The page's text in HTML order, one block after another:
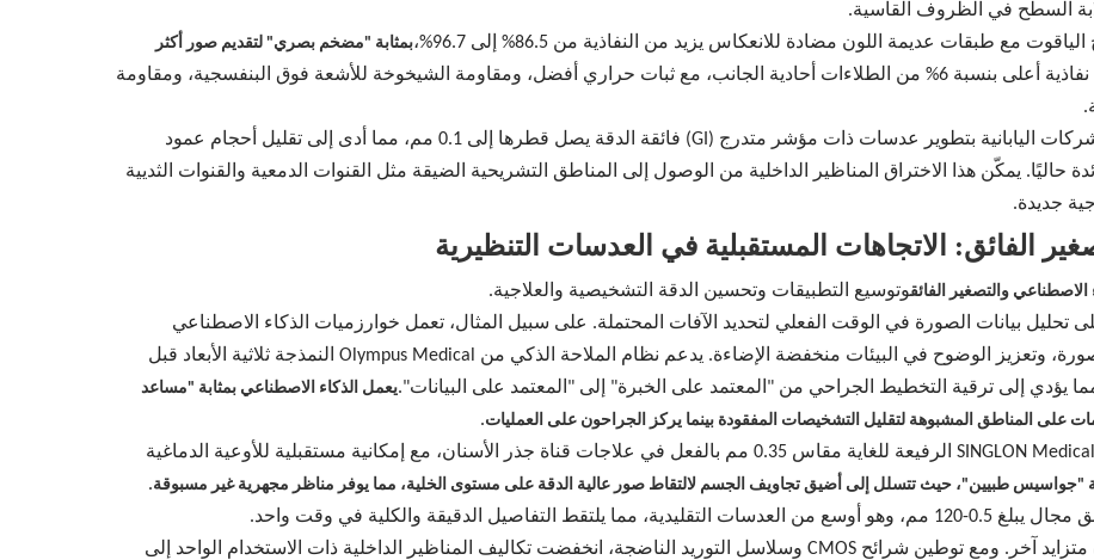
السطح في الظروف القاسية.
مع طبقات عديمة اللون مضادة للانعكاس يزيد من النفاذية من 86.5% إلى 96.7%،
بمثابة "مضخم بصري" لتقديم صور أكثر
. توفر الطلاءات مزدوجة الجوانب نفاذية أعلى بنسبة 6% من الطلاءات أحادية الجانب، مع ثبات حراري أفضل، ومقاومة الشيخوخة للأشعة فوق البنفسجية، ومقاومة
. قامت الشركات اليابانية بتطوير عدسات ذات مؤشر متدرج (GI) فائقة الدقة يصل قطرها إلى 0.1 مم، مما أدى إلى تقليل أحجام عمود
السائدة حاليًا. يمكّن هذا الاختراق المناظير الداخلية من الوصول إلى المناطق التشريحية الضيقة مثل القنوات الدمعية والقنوات الثديية
جديدة.
والتصغير الفائقوتوسيع التطبيقات وتحسين الدقة التشخيصية والعلاجية.
تحليل بيانات الصورة في الوقت الفعلي لتحديد الآفات المحتملة. على سبيل المثال، تعمل خوارزميات الذكاء الاصطناعي
الخاصة بـ Morning Medical على تحسين ضوضاء الصورة، وتعزيز الوضوح في البيئات منخفضة الإضاءة. يدعم نظام الملاحة الذكي من Olympus Medical النمذجة ثلاثية الأبعاد قبل
مما يؤدي إلى ترقية التخطيط الجراحي من "المعتمد على الخبرة" إلى "المعتمد على البيانات".يعمل الذكاء الاصطناعي بمثابة "مساعد
المناطق المشبوهة لتقليل التشخيصات المفقودة بينما يركز الجراحون على العمليات.
التصغير الفائق هو اتجاه رئيسي آخر. تُستخدم عدسة SINGLON Medical الرفيعة للغاية مقاس 0.35 مم بالفعل في علاجات قناة جذر الأسنان، مع إمكانية مستقبلية للأوعية الدماغية
"جواسيس طبيين"، حيث تتسلل إلى أضيق تجاويف الجسم لالتقاط صور عالية الدقة على مستوى الخلية، مما يوفر مناظر مجهرية غير مسبوقة.
المناظير الداخلية التي تستخدم لمرة واحدة هي اتجاه متزايد آخر. ومع توطين شرائح CMOS وسلاسل التوريد الناضجة، انخفضت تكاليف المناظير الداخلية ذات الاستخدام الواحد إلى